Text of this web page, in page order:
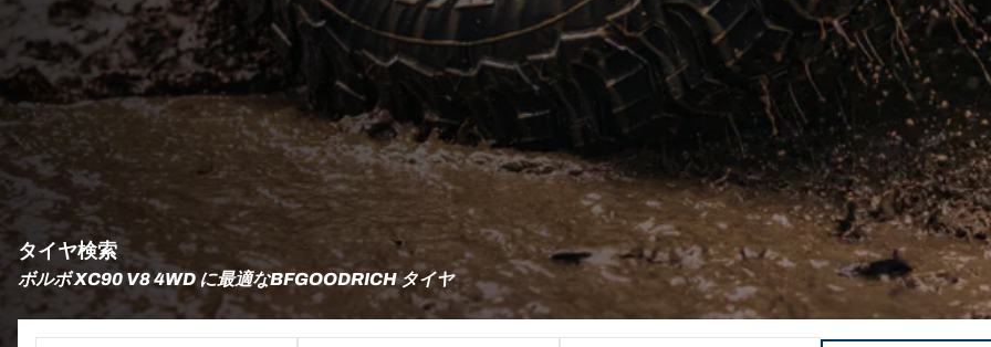
タイヤ検索
ボルボ XC90 V8 4WD に最適なBFGOODRICH タイヤ